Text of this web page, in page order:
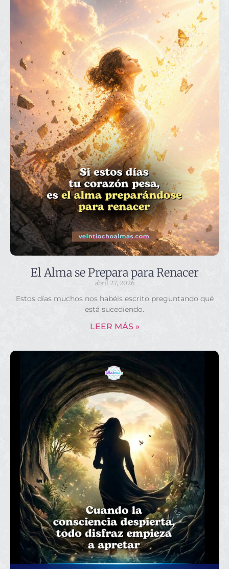
El Alma se Prepara para Renacer
abril 27, 2026
Estos días muchos nos habéis escrito preguntando qué
está sucediendo.
LEER MÁS »